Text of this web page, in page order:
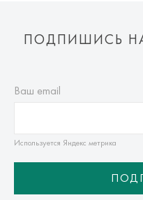
ПОДПИШИСЬ
Ваш email
Используется Яндекс метрика